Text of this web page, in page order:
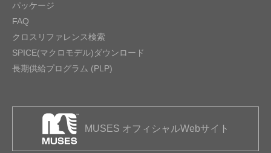
パッケージ
FAQ
クロスリファレンス検索
SPICE(マクロモデル)ダウンロード
長期供給プログラム (PLP)
MUSES オフィシャルWebサイト